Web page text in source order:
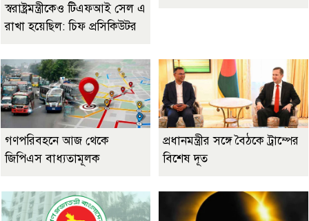
স্বরাষ্ট্রমন্ত্রীকেও টিএফআই সেল এ
রাখা হয়েছিল: চিফ প্রসিকিউটর
গণপরিবহনে আজ থেকে
জিপিএস বাধ্যতামূলক
প্রধানমন্ত্রীর সঙ্গে বৈঠকে ট্রাম্পের
বিশেষ দূত